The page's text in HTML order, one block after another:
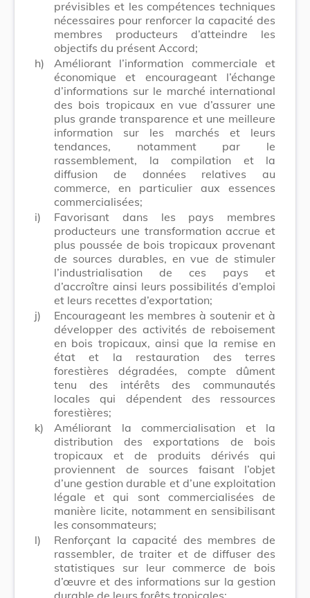
prévisibles et les compétences techniques
nécessaires pour renforcer la capacité des
membres producteurs d’atteindre les
objectifs du présent Accord;
h)
Améliorant l’information commerciale et
économique et encourageant l’échange
d’informations sur le marché international
des bois tropicaux en vue d’assurer une
plus grande transparence et une meilleure
information sur les marchés et leurs
tendances, notamment par le
rassemblement, la compilation et la
diffusion de données relatives au
commerce, en particulier aux essences
commercialisées;
i)
Favorisant dans les pays membres
producteurs une transformation accrue et
plus poussée de bois tropicaux provenant
de sources durables, en vue de stimuler
l’industrialisation de ces pays et
d’accroître ainsi leurs possibilités d’emploi
et leurs recettes d’exportation;
j)
Encourageant les membres à soutenir et à
développer des activités de reboisement
en bois tropicaux, ainsi que la remise en
état et la restauration des terres
forestières dégradées, compte dûment
tenu des intérêts des communautés
locales qui dépendent des ressources
forestières;
k)
Améliorant la commercialisation et la
distribution des exportations de bois
tropicaux et de produits dérivés qui
proviennent de sources faisant l’objet
d’une gestion durable et d’une exploitation
légale et qui sont commercialisées de
manière licite, notamment en sensibilisant
les consommateurs;
l)
Renforçant la capacité des membres de
rassembler, de traiter et de diffuser des
statistiques sur leur commerce de bois
d’œuvre et des informations sur la gestion
durable de leurs forêts tropicales;